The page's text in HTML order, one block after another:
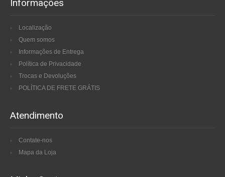
Informações
Localização
Quem somos
Informações de Entrega
Política de Privacidade
Trocas e Devoluções
POLÍTICA DE FRETE GRÁTIS
Atendimento
Contate-nos
Mapa da Loja